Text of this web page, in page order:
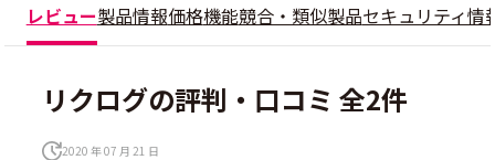
レビュー製品情報価格機能競合・類似製品セキュリティ情
リクログの評判・口コミ 全2件
2020 年 07 月 21 日